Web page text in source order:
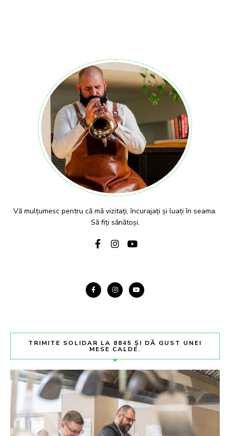
Vă mulțumesc pentru că mă vizitați, încurajați și luați în seama.
Să fiți sănătoși.
TRIMITE SOLIDAR LA 8845 ȘI DĂ GUST UNEI
MESE CALDE.